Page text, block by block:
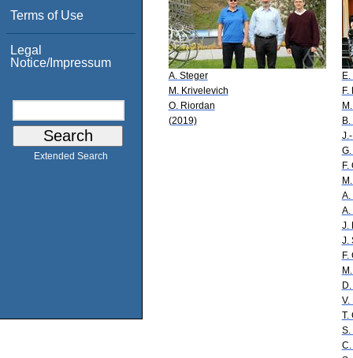
Terms of Use
Legal
Notice/Impressum
Extended Search
A. Steger
M. Krivelevich
O. Riordan
(2019)
F.
F.
A.
A.
J.
J.
F.
V.
T.
S.